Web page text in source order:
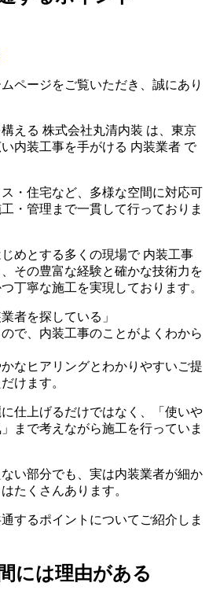
ページをご覧いただき、誠にあり
える 株式会社丸清内装 は、東京
内装工事を手がける 内装業者 で
・住宅など、多様な空間に対応可
・管理まで一貫して行っておりま
めとする多くの現場で 内装工事
その豊富な経験と確かな技術力を
丁寧な施工を実現しております。
者を探している」
で、内装工事のことがよくわから
なヒアリングとわかりやすいご提
けます。
仕上げるだけではなく、「使いや
まで考えながら施工を行っていま
い部分でも、実は内装業者が細か
たくさんあります。
するポイントについてご紹介しま
には理由がある